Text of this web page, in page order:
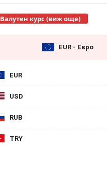
Валутен курс (виж още)
EUR - Евро
EUR
USD
RUB
TRY